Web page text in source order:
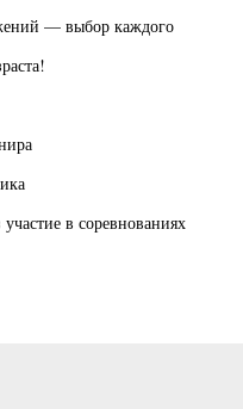
— выбор каждого
участие в соревнованиях